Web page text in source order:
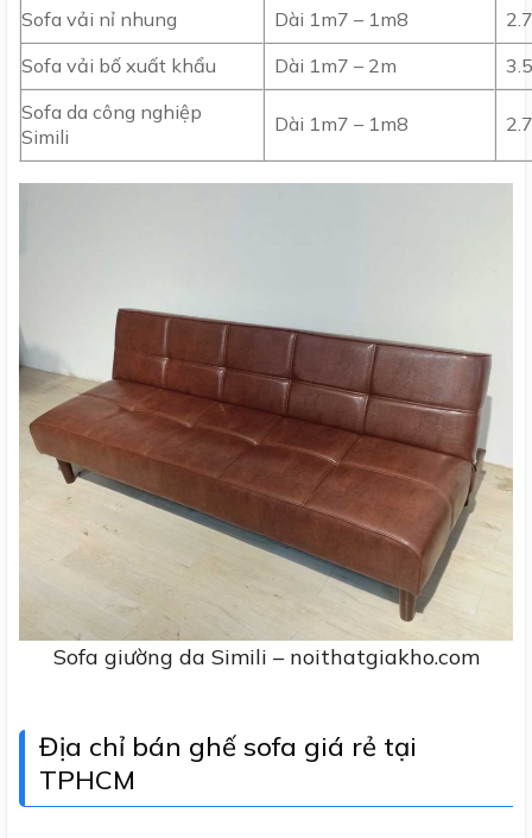
Sofa vải nỉ nhung
Dài 1m7 – 1m8
Sofa vải bố xuất khẩu
Dài 1m7 – 2m
Sofa da công nghiệp
Simili
Dài 1m7 – 1m8
Sofa giường da Simili – noithatgiakho.com
Địa chỉ bán ghế sofa giá rẻ tại
TPHCM